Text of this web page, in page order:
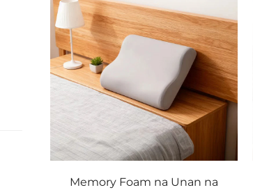
Memory Foam na Unan na